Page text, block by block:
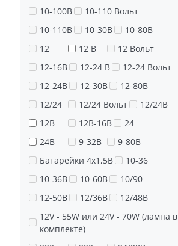
10-100В
10-110 Вольт
10-110В
10-30В
10-80В
12
12 В
12 Вольт
12-16В
12-24 В
12-24 Вольт
12-24В
12-30В
12-80В
12/24
12/24 Вольт
12/24В
12В
12В-16В
24
24В
9-32В
9-80В
Батарейки 4х1,5В
10-36
10-36В
10-60В
10/90
12-50В
12/36В
12/48В
12V - 55W или 24V - 70W (лампа в
комплекте)